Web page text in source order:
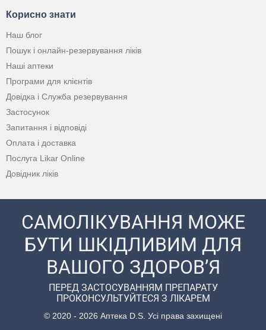
Корисно знати
Наш блог
Пошук і онлайн-резервування ліків
Наші аптеки
Програми для клієнтів
Довідка і Служба резервування
Застосунок
Запитання і відповіді
Оплата і доставка
Послуга Likar Online
Довідник ліків
САМОЛІКУВАННЯ МОЖЕ
БУТИ ШКІДЛИВИМ ДЛЯ
ВАШОГО ЗДОРОВ’Я
ПЕРЕД ЗАСТОСУВАННЯМ ПРЕПАРАТУ
ПРОКОНСУЛЬТУЙТЕСЯ З ЛІКАРЕМ
© 2020 - 2026 Аптека D.S. Усі права захищені